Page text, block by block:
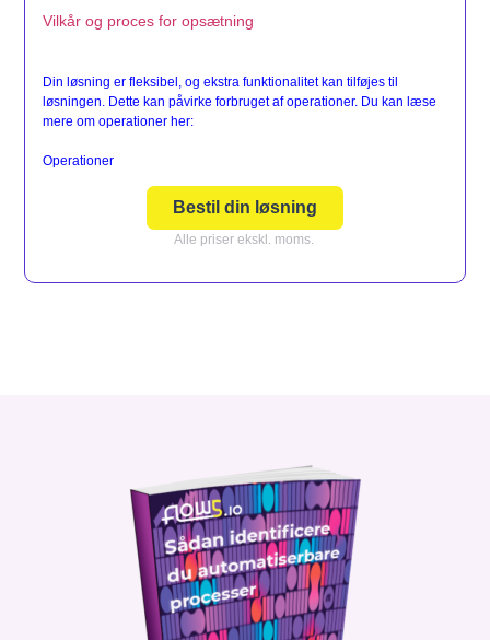
Vilkår og proces for opsætning
Din løsning er fleksibel, og ekstra funktionalitet kan tilføjes til
løsningen. Dette kan påvirke forbruget af operationer. Du kan læse
mere om operationer her:
Operationer
Bestil din løsning
Alle priser ekskl. moms.